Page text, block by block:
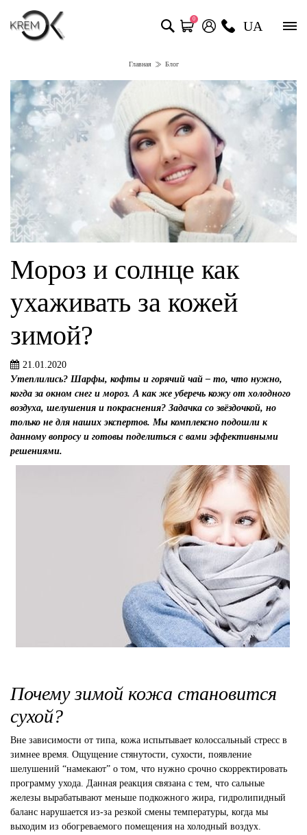
0 UA
Главная Блог
Мороз и солнце как
ухаживать за кожей
зимой?
21.01.2020
Утеплились? Шарфы, кофты и горячий чай – то, что нужно,
когда за окном снег и мороз. А как же уберечь кожу от холодного
воздуха, шелушения и покраснения? Задачка со звёздочкой, но
только не для наших экспертов. Мы комплексно подошли к
данному вопросу и готовы поделиться с вами эффективными
решениями.
Почему зимой кожа становится
сухой?
Вне зависимости от типа, кожа испытывает колоссальный стресс в
зимнее время. Ощущение стянутости, сухости, появление
шелушений “намекают” о том, что нужно срочно скорректировать
программу ухода. Данная реакция связана с тем, что сальные
железы вырабатывают меньше подкожного жира, гидролипидный
баланс нарушается из-за резкой смены температуры, когда мы
выходим из обогреваемого помещения на холодный воздух.